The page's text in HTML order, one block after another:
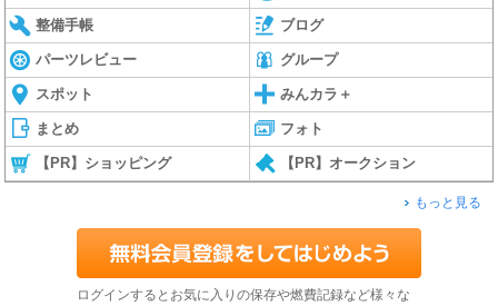
整備手帳 ブログ
パーツレビュー グループ
スポット みんカラ＋
まとめ フォト
【PR】ショッピング 【PR】オークション
もっと見る
ログインするとお気に入りの保存や燃費記録など様々な